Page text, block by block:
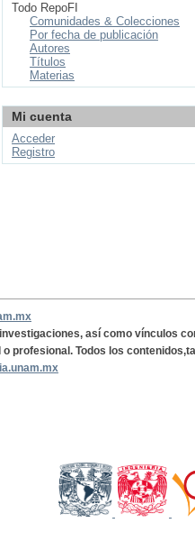
Todo RepoFI
Comunidades & Colecciones
Por fecha de publicación
Autores
Títulos
Materias
Mi cuenta
Acceder
Registro
así como vínculos
profesional. Todos los